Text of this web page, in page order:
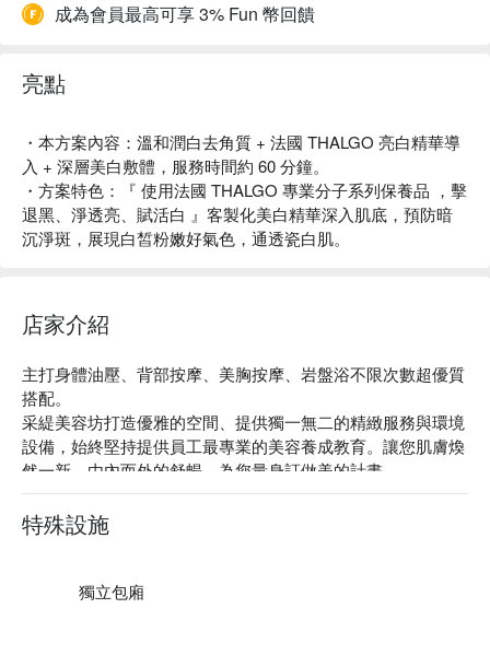
成為會員最高可享 3% Fun 幣回饋
亮點
・本方案內容：溫和潤白去角質 + 法國 THALGO 亮白精華導
入 + 深層美白敷體，服務時間約 60 分鐘。
・方案特色：『 使用法國 THALGO 專業分子系列保養品 ，擊
退黑、淨透亮、賦活白 』客製化美白精華深入肌底，預防暗
沉淨斑，展現白皙粉嫩好氣色，通透瓷白肌。
店家介紹
主打身體油壓、背部按摩、美胸按摩、岩盤浴不限次數超優質
搭配。
采緹美容坊打造優雅的空間、提供獨一無二的精緻服務與環境
設備，始終堅持提供員工最專業的美容養成教育。讓您肌膚煥
然一新，由內而外的舒暢，為您量身訂做美的計畫。
口碑好評：采緹美容坊成立至今已逾 12 年，深受顧客好評，
為您提供最優質的服務，提供專屬於您的美的體驗。
質感裝潢：溫馨舒適的設計空間，每間皆為獨立 VIP 室設計，
用感受。
特殊設施
獨立包廂